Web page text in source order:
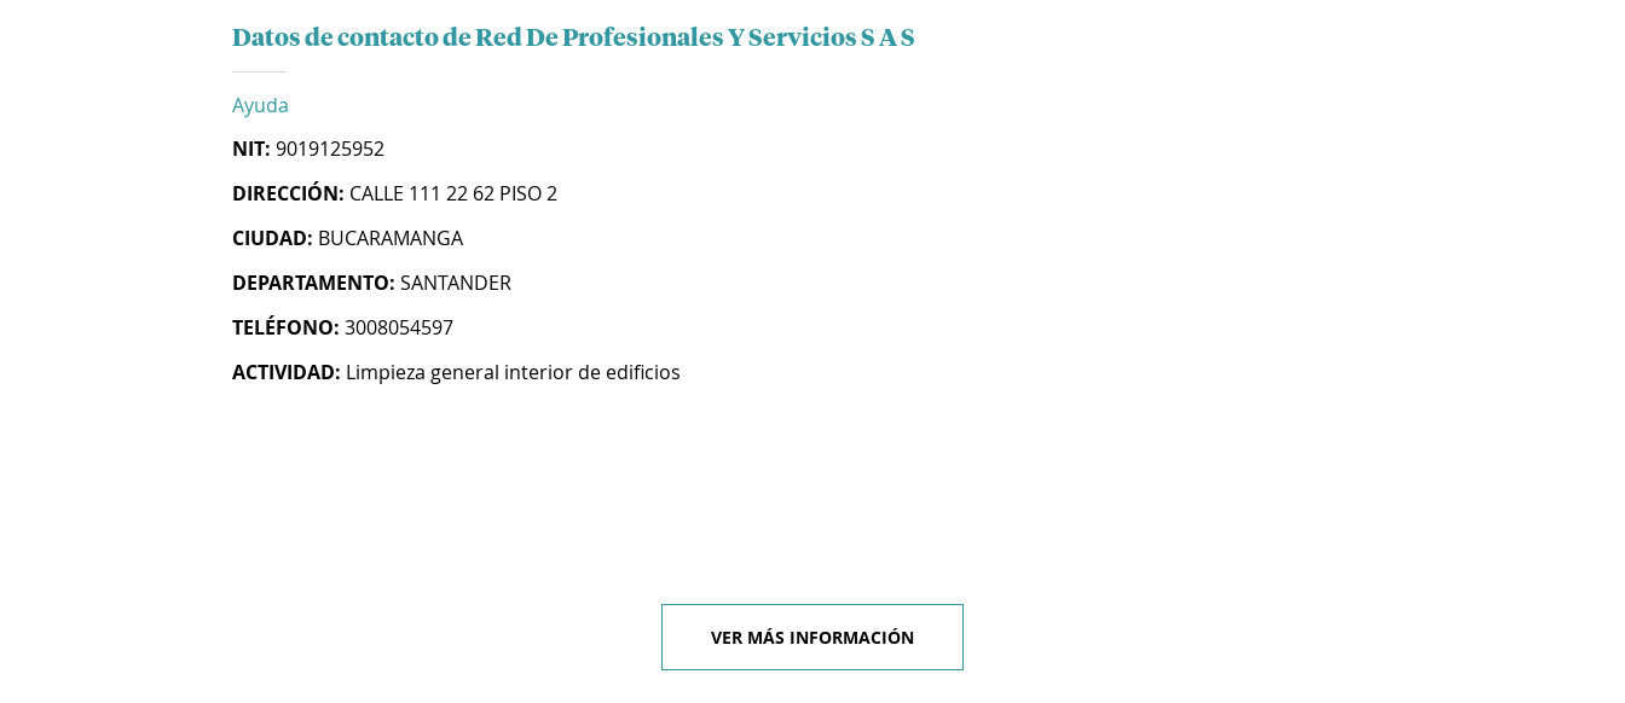
Datos de contacto de Red De Profesionales Y Servicios S A S
Ayuda
NIT: 9019125952
DIRECCIÓN: CALLE 111 22 62 PISO 2
CIUDAD: BUCARAMANGA
DEPARTAMENTO: SANTANDER
TELÉFONO: 3008054597
ACTIVIDAD: Limpieza general interior de edificios
VER MÁS INFORMACIÓN